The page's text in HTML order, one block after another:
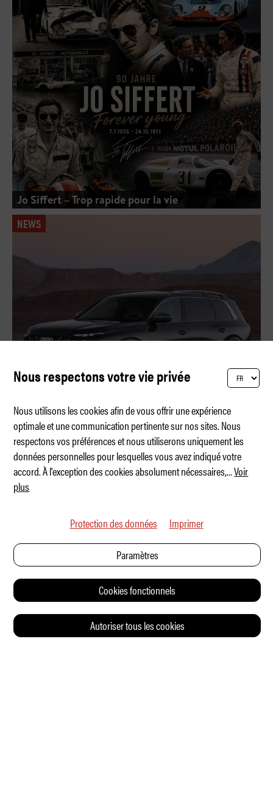
Jo Siffert – Trop rapide pour la vie
NEWS
La nouvelle Audi Q9
Nous respectons votre vie privée
Nous utilisons les cookies afin de vous offrir une expérience
optimale et une communication pertinente sur nos sites. Nous
respectons vos préférences et nous utiliserons uniquement les
données personnelles pour lesquelles vous avez indiqué votre
accord. À l'exception des cookies absolument nécessaires,...Voir
plus
Protection des données Imprimer
Paramètres
Cookies fonctionnels
Autoriser tous les cookies